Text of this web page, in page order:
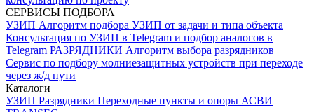
СЕРВИСЫ ПОДБОРА
УЗИП Алгоритм подбора УЗИП от задачи и типа объекта
Консультация по УЗИП в Telegram и подбор аналогов в
Telegram РАЗРЯДНИКИ Алгоритм выбора разрядников
Сервис по подбору молниезащитных устройств при переходе
через ж/д пути
Каталоги
УЗИП Разрядники Переходные пункты и опоры АСВИ